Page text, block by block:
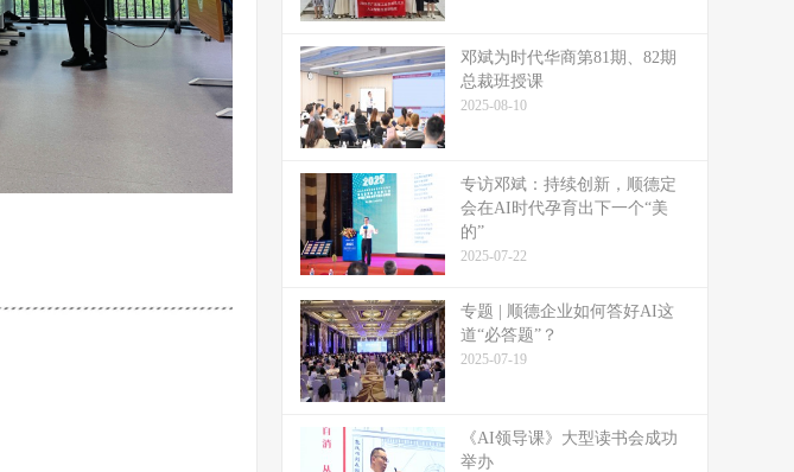
邓斌为时代华商第81期、82期
总裁班授课
2025-08-10
专访邓斌：持续创新，顺德定
会在AI时代孕育出下一个“美
的”
2025-07-22
专题 | 顺德企业如何答好AI这
道“必答题”？
2025-07-19
《AI领导课》大型读书会成功
举办